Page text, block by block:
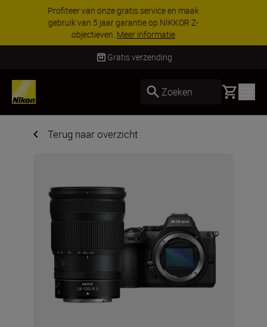
KORTING OP ACCESSOIRES | Bespaar 15% op
geselecteerde accessoires, maak je kit vandaag
nog compleetKoop nu
Gratis verzending
Zoeken Basket
Terug naar overzicht